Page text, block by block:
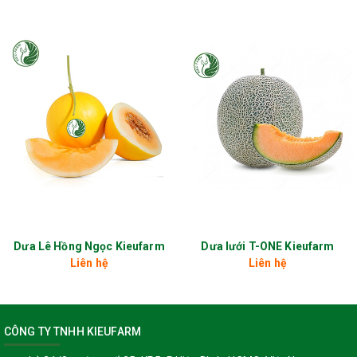
- Bảo quản nơi khô mát, tránh ánh nắng trực tiếp, đeo bao tay khi
tiếp xúc trực tiếp với dung dịch.
- Đọc kỹ hướng dẫn của nhà sản xuất trước khi sử dụng.
- Đảm bảo xả đường ống kỹ khi dùng nồng độ cao.
*Tham khảo thêm:
CÔNG TY TNHH KIEUFARM
Địa chỉ kho
Dưa Lê Hồng Ngọc Kieufarm
Liên hệ
Dưa lưới T-ONE Kieufarm
Liên hệ
CÔNG TY TNHH KIEUFARM